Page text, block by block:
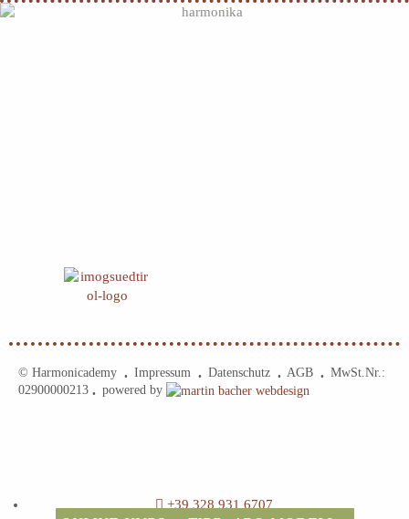
© Harmonicademy • Impressum • Datenschutz • AGB •
MwSt.Nr.:
02900000213 • powered by
+39 328 931 6707